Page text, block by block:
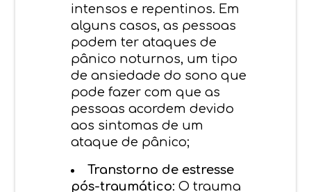
intensos e repentinos. Em
alguns casos, as pessoas
podem ter ataques de
pânico noturnos, um tipo
de ansiedade do sono que
pode fazer com que as
pessoas acordem devido
aos sintomas de um
ataque de pânico;
Transtorno de estresse
pós-traumático: O trauma